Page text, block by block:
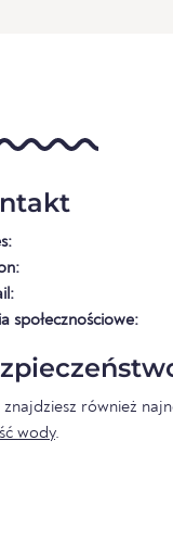
społecznościowe:
znajdziesz również
wody.